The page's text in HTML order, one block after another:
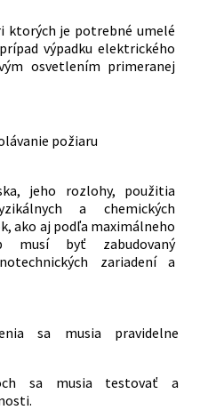
ktorých je potrebné umelé
výpadku elektrického
osvetlením primeranej
požiaru
jeho rozlohy, použitia
a chemických
ako aj podľa maximálneho
musí byť zabudovaný
zariadení a
sa musia pravidelne
sa musia testovať a